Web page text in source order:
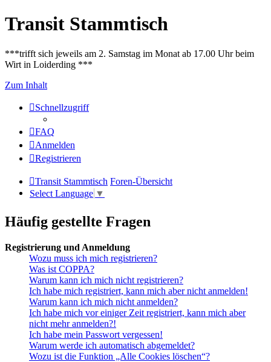
Transit Stammtisch
***trifft sich jeweils am 2. Samstag im Monat ab 17.00 Uhr beim
Wirt in Loiderding ***
Zum Inhalt
Schnellzugriff
FAQ
Anmelden
Registrieren
Transit Stammtisch Foren-Übersicht
Select Language ▼
Häufig gestellte Fragen
Registrierung und Anmeldung
Wozu muss ich mich registrieren?
Was ist COPPA?
Warum kann ich mich nicht registrieren?
Ich habe mich registriert, kann mich aber nicht anmelden!
Warum kann ich mich nicht anmelden?
Ich habe mich vor einiger Zeit registriert, kann mich aber
nicht mehr anmelden?!
Ich habe mein Passwort vergessen!
Warum werde ich automatisch abgemeldet?
Wozu ist die Funktion „Alle Cookies löschen“?